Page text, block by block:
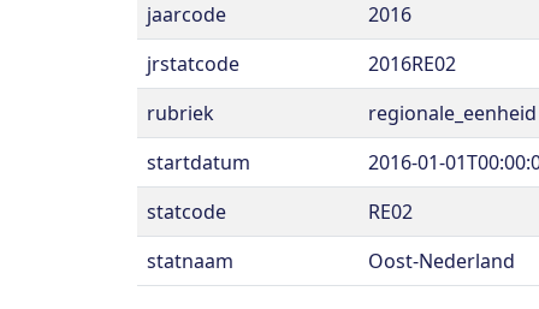
jaarcode
2016
jrstatcode
2016RE02
rubriek
regionale_eenheid
startdatum
2016-01-
statcode
RE02
statnaam
Oost-Nederland